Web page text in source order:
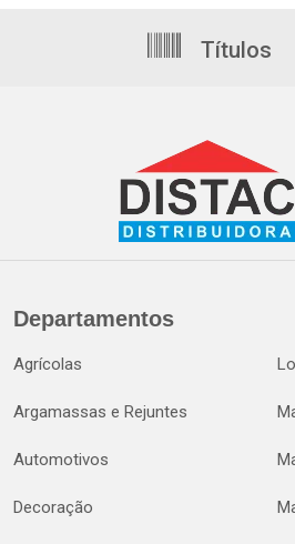
Títulos
Departamentos
Agrícolas
Argamassas e Rejuntes
Automotivos
Decoração